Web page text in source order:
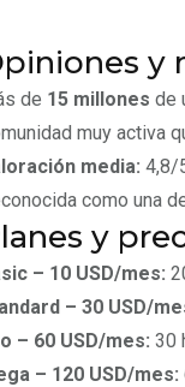
y
de 15 millones de
muy activa
media: 4,8/
como una
y
– 10 USD/mes:
– 30 USD/
– 60 USD/mes: 30
– 120 USD/mes: